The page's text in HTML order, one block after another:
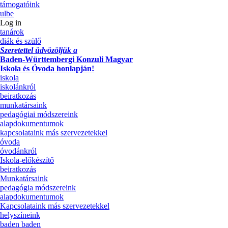
támogatóink
ulbe
Log in
tanárok
diák és szülő
Szeretettel üdvözöljük a
Baden-Württembergi Konzuli Magyar
Iskola és Óvoda honlapján!
iskola
iskolánkról
beiratkozás
munkatársaink
pedagógiai módszereink
alapdokumentumok
kapcsolataink más szervezetekkel
óvoda
óvodánkról
Iskola-előkészítő
beiratkozás
Munkatársaink
pedagógia módszereink
alapdokumentumok
Kapcsolataink más szervezetekkel
helyszíneink
baden baden